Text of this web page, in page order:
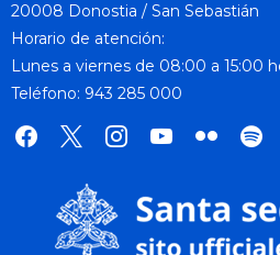
20008 Donostia / San Sebastián
Horario de atención:
Lunes a viernes de 08:00 a 15:00
Teléfono: 943 285 000
facebook
x instagramyoutube
flickr